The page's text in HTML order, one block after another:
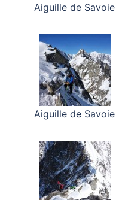
Aiguille de Savoie
Aiguille de Savoie